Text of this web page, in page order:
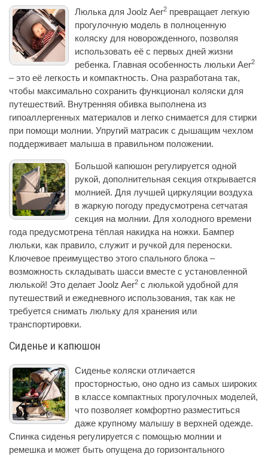
Люлька для Joolz Aer2 превращает легкую
прогулочную модель в полноценную
коляску для новорожденного, позволяя
использовать её с первых дней жизни
ребенка. Главная особенность люльки Aer2
– это её легкость и компактность. Она разработана так,
чтобы максимально сохранить функционал коляски для
путешествий. Внутренняя обивка выполнена из
гипоаллергенных материалов и легко снимается для стирки
при помощи молнии. Упругий матрасик с дышащим чехлом
поддерживает малыша в правильном положении.
Большой капюшон регулируется одной
рукой, дополнительная секция открывается
молнией. Для лучшей циркуляции воздуха
в жаркую погоду предусмотрена сетчатая
секция на молнии. Для холодного времени
года предусмотрена тёплая накидка на ножки. Бампер
люльки, как правило, служит и ручкой для переноски.
Ключевое преимущество этого спального блока –
возможность складывать шасси вместе с установленной
люлькой! Это делает Joolz Aer2 с люлькой удобной для
путешествий и ежедневного использования, так как не
требуется снимать люльку для хранения или
транспортировки.
Сиденье и капюшон
Сиденье коляски отличается
просторностью, оно одно из самых широких
в классе компактных прогулочных моделей,
что позволяет комфортно разместиться
даже крупному малышу в верхней одежде.
Спинка сиденья регулируется с помощью молнии и
ремешка и может быть опущена до горизонтального